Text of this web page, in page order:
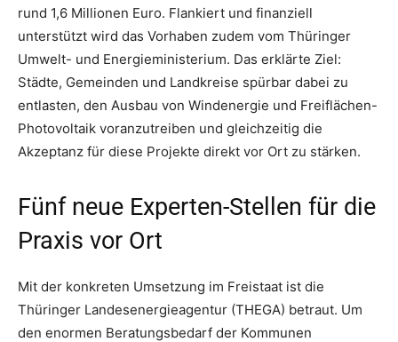
rund 1,6 Millionen Euro. Flankiert und finanziell
unterstützt wird das Vorhaben zudem vom Thüringer
Umwelt- und Energieministerium. Das erklärte Ziel:
Städte, Gemeinden und Landkreise spürbar dabei zu
entlasten, den Ausbau von Windenergie und Freiflächen-
Photovoltaik voranzutreiben und gleichzeitig die
Akzeptanz für diese Projekte direkt vor Ort zu stärken.
Fünf neue Experten-Stellen für die
Praxis vor Ort
Mit der konkreten Umsetzung im Freistaat ist die
Thüringer Landesenergieagentur (THEGA) betraut. Um
den enormen Beratungsbedarf der Kommunen